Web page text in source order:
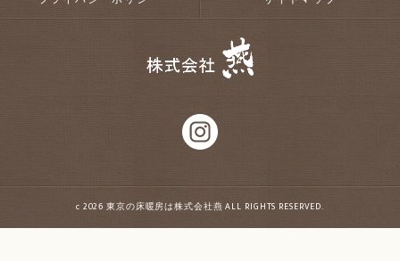
c 2026 東京の床暖房は株式会社燕 ALL RIGHTS RESERVED.